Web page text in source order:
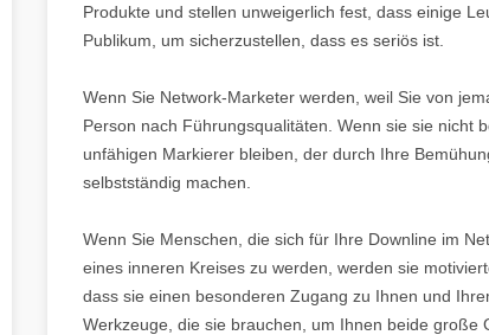
Produkte und stellen unweigerlich fest, dass einige
Publikum, um sicherzustellen, dass es seriös ist.
Wenn Sie Network-Marketer werden, weil Sie von
Person nach Führungsqualitäten. Wenn sie sie nicht
unfähigen Markierer bleiben, der durch Ihre
selbstständig machen.
Wenn Sie Menschen, die sich für Ihre Downline im
eines inneren Kreises zu werden, werden sie
dass sie einen besonderen Zugang zu Ihnen und
Werkzeuge, die sie brauchen, um Ihnen beide große